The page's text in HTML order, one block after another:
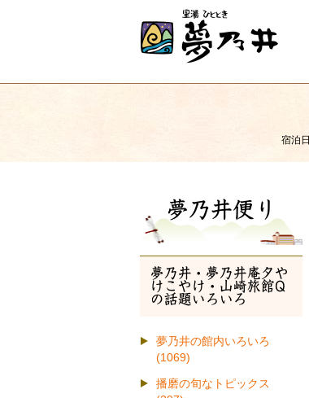
宿泊日
夢乃井便り
夢乃井・夢乃井庵夕や
けこやけ・山崎旅館Q
の話題いろいろ
夢乃井の館内いろいろ
(1069)
播磨の旬なトピックス